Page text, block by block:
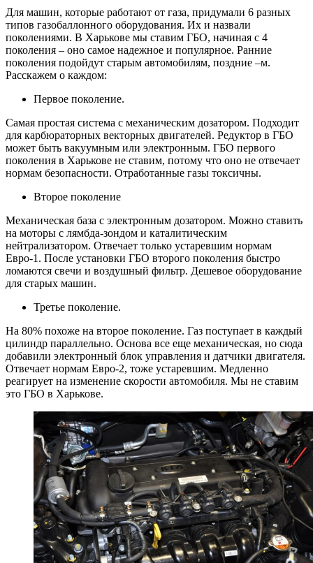
Для машин, которые работают от газа, придумали 6 разных
типов газобаллонного оборудования. Их и назвали
поколениями. В Харькове мы ставим ГБО, начиная с 4
поколения – оно самое надежное и популярное. Ранние
поколения подойдут старым автомобилям, поздние –м.
Расскажем о каждом:
Первое поколение.
Самая простая система с механическим дозатором. Подходит
для карбюраторных векторных двигателей. Редуктор в ГБО
может быть вакуумным или электронным. ГБО первого
поколения в Харькове не ставим, потому что оно не отвечает
нормам безопасности. Отработанные газы токсичны.
Второе поколение
Механическая база с электронным дозатором. Можно ставить
на моторы с лямбда-зондом и каталитическим
нейтрализатором. Отвечает только устаревшим нормам
Евро-1. После установки ГБО второго поколения быстро
ломаются свечи и воздушный фильтр. Дешевое оборудование
для старых машин.
Третье поколение.
На 80% похоже на второе поколение. Газ поступает в каждый
цилиндр параллельно. Основа все еще механическая, но сюда
добавили электронный блок управления и датчики двигателя.
Отвечает нормам Евро-2, тоже устаревшим. Медленно
реагирует на изменение скорости автомобиля. Мы не ставим
это ГБО в Харькове.